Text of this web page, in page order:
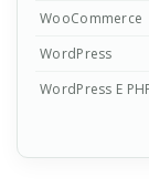
WooCommerce
WordPress
WordPress E